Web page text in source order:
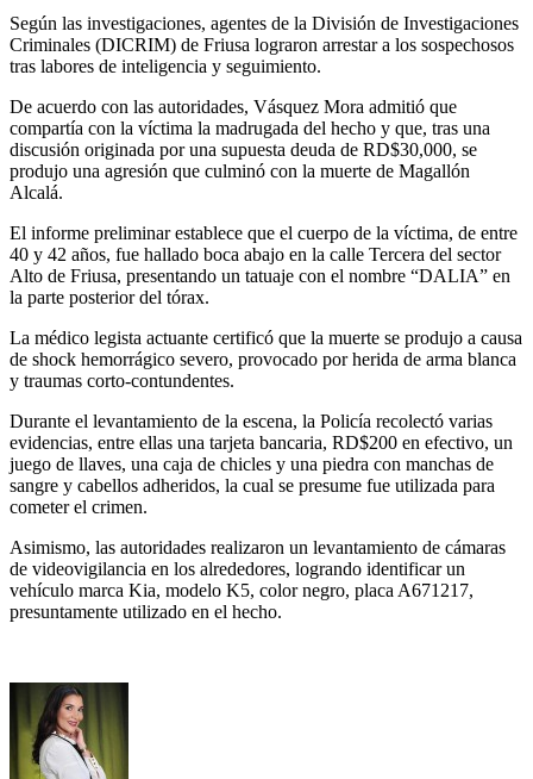
Según las investigaciones, agentes de la División de Investigaciones
Criminales (DICRIM) de Friusa lograron arrestar a los sospechosos
tras labores de inteligencia y seguimiento.
De acuerdo con las autoridades, Vásquez Mora admitió que
compartía con la víctima la madrugada del hecho y que, tras una
discusión originada por una supuesta deuda de RD$30,000, se
produjo una agresión que culminó con la muerte de Magallón
Alcalá.
El informe preliminar establece que el cuerpo de la víctima, de entre
40 y 42 años, fue hallado boca abajo en la calle Tercera del sector
Alto de Friusa, presentando un tatuaje con el nombre “DALIA” en
la parte posterior del tórax.
La médico legista actuante certificó que la muerte se produjo a causa
de shock hemorrágico severo, provocado por herida de arma blanca
y traumas corto-contundentes.
Durante el levantamiento de la escena, la Policía recolectó varias
evidencias, entre ellas una tarjeta bancaria, RD$200 en efectivo, un
juego de llaves, una caja de chicles y una piedra con manchas de
sangre y cabellos adheridos, la cual se presume fue utilizada para
cometer el crimen.
Asimismo, las autoridades realizaron un levantamiento de cámaras
de videovigilancia en los alrededores, logrando identificar un
vehículo marca Kia, modelo K5, color negro, placa A671217,
presuntamente utilizado en el hecho.